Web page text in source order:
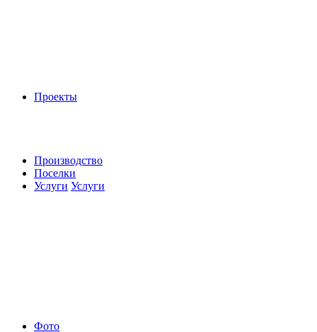
Проекты
Производство
Поселки
Услуги Услуги
Фото